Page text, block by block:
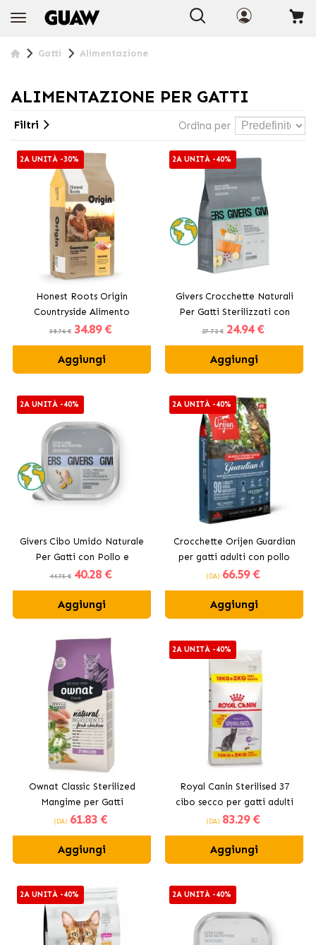
Gatti Alimentazione
ALIMENTAZIONE PER GATTI
Ordina per
Filtri
2A UNITÀ -30%
Honest Roots Origin
Countryside Alimento
Naturale per Gatti
Manzo
38.76 € 34.89 €
Aggiungi
2A UNITÀ -40%
Givers Crocchette Naturali
Per Gatti Sterilizzati con
Salmone
27.72 € 24.94 €
Aggiungi
2A UNITÀ -40%
Givers Cibo Umido Naturale
Per Gatti con Pollo e
Verdure
44.75 € 40.28 €
Aggiungi
2A UNITÀ -40%
Crocchette Orijen Guardian
per gatti adulti con pollo
(DA) 66.59 €
Aggiungi
Ownat Classic Sterilized
Mangime per Gatti
Sterilizzati
(DA) 61.83 €
Aggiungi
2A UNITÀ -40%
Royal Canin Sterilised 37
cibo secco per gatti adulti
sterilizzati
(DA) 83.29 €
Aggiungi
2A UNITÀ -40% 2A UNITÀ -40%